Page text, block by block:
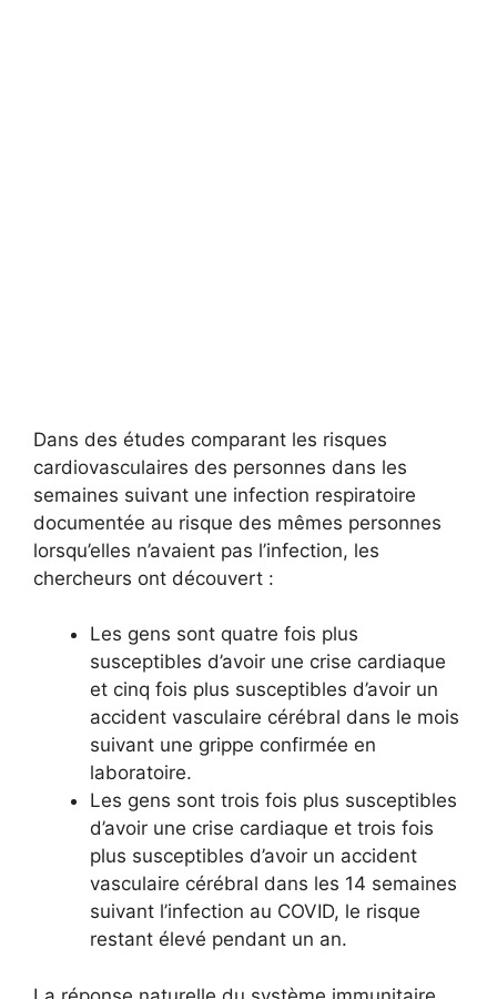
Dans des études comparant les risques
cardiovasculaires des personnes dans les
semaines suivant une infection respiratoire
documentée au risque des mêmes personnes
lorsqu’elles n’avaient pas l’infection, les
chercheurs ont découvert :
Les gens sont quatre fois plus
susceptibles d’avoir une crise cardiaque
et cinq fois plus susceptibles d’avoir un
accident vasculaire cérébral dans le mois
suivant une grippe confirmée en
laboratoire.
Les gens sont trois fois plus susceptibles
d’avoir une crise cardiaque et trois fois
plus susceptibles d’avoir un accident
vasculaire cérébral dans les 14 semaines
suivant l’infection au COVID, le risque
restant élevé pendant un an.